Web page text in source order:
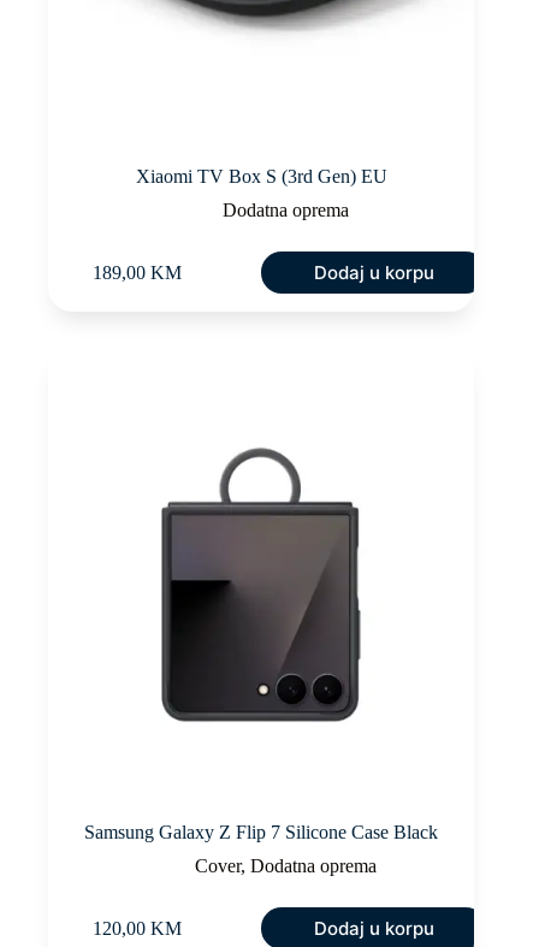
Xiaomi TV Box S (3rd Gen) EU
Dodatna oprema
189,00 KM Dodaj u korpu
Samsung Galaxy Z Flip 7 Silicone Case Black
Cover, Dodatna oprema
120,00 KM Dodaj u korpu